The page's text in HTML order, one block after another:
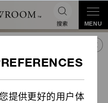
提供更好的用户体
搜索 MENU
史也会跟着